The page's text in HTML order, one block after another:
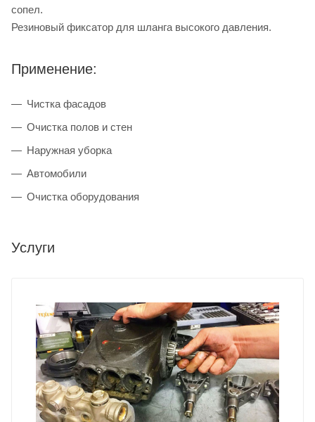
сопел.
Резиновый фиксатор для шланга высокого давления.
Применение:
Чистка фасадов
Очистка полов и стен
Наружная уборка
Автомобили
Очистка оборудования
Услуги